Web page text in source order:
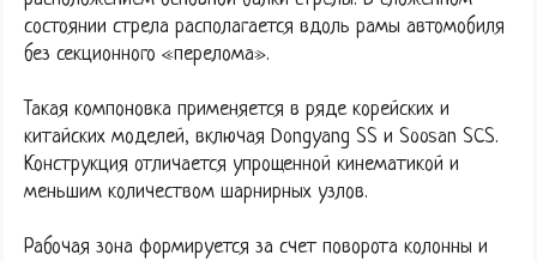
состоянии стрела располагается вдоль рамы автомобиля
без секционного «перелома».
Такая компоновка применяется в ряде корейских и
китайских моделей, включая Dongyang SS и Soosan SCS.
Конструкция отличается упрощенной кинематикой и
меньшим количеством шарнирных узлов.
Рабочая зона формируется за счет поворота колонны и